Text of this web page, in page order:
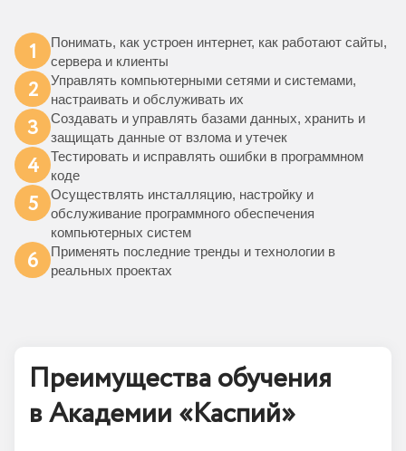
1
Понимать, как устроен интернет, как работают сайты,
сервера и клиенты
2
Управлять компьютерными сетями и системами,
настраивать и обслуживать их
3
Создавать и управлять базами данных, хранить и
защищать данные от взлома и утечек
4
Тестировать и исправлять ошибки в программном
коде
5
Осуществлять инсталляцию, настройку и
обслуживание программного обеспечения
компьютерных систем
6
Применять последние тренды и технологии в
реальных проектах
Преимущества обучения
в Академии «Каспий»